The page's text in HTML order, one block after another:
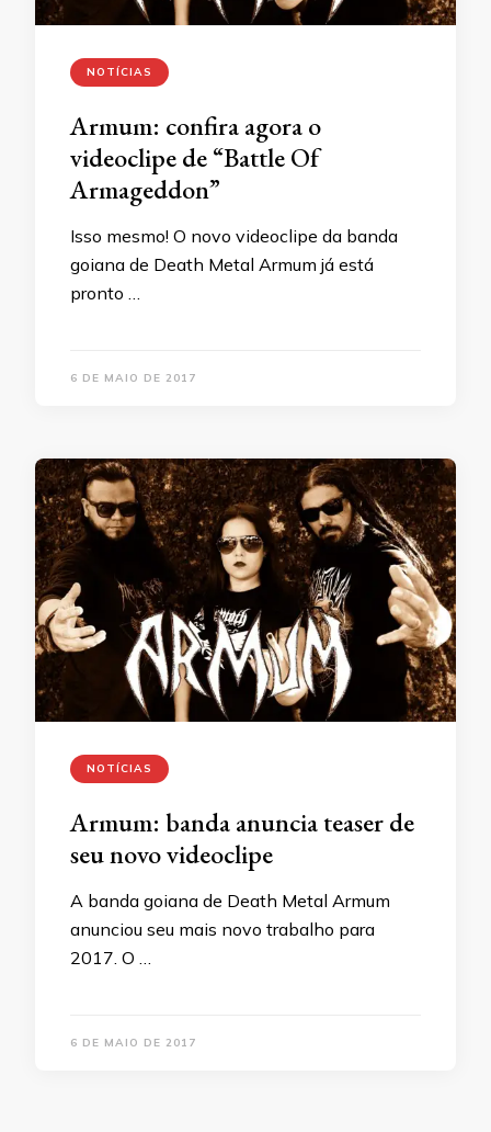
NOTÍCIAS
Armum: confira agora o
videoclipe de “Battle Of
Armageddon”
Isso mesmo! O novo videoclipe da banda
goiana de Death Metal Armum já está
pronto …
6 DE MAIO DE 2017
NOTÍCIAS
Armum: banda anuncia teaser de
seu novo videoclipe
A banda goiana de Death Metal Armum
anunciou seu mais novo trabalho para
2017. O …
6 DE MAIO DE 2017